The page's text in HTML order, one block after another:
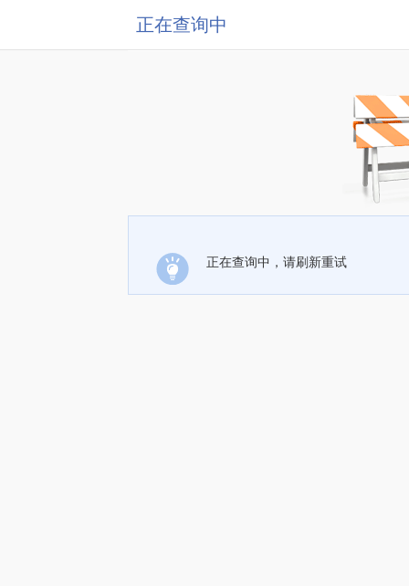
正在查询中
正在查询中，请刷新重试